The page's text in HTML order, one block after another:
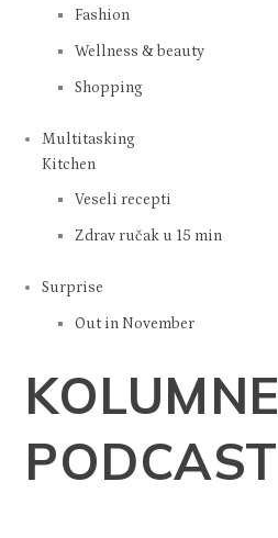
Fashion
Wellness & beauty
Shopping
Multitasking
Kitchen
Veseli recepti
Zdrav ručak u 15 min
Surprise
Out in November
KOLUMNE
PODCAST